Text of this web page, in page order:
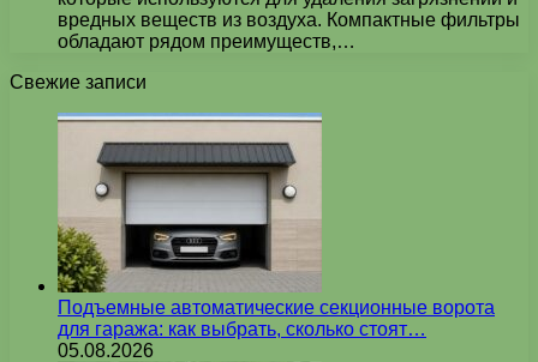
вредных веществ из воздуха. Компактные фильтры
обладают рядом преимуществ,…
Свежие записи
Подъемные автоматические секционные ворота
для гаража: как выбрать, сколько стоят…
05.08.2026